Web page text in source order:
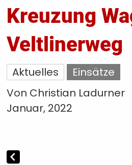
Kreuzung
Veltlinerweg
Aktuelles
Einsätze
Von Christian Ladurner
Januar, 2022